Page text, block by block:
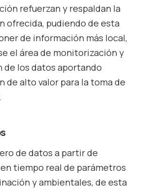
refuerzan y respaldan la
ofrecida, pudiendo de esta
de información más local,
el área de monitorización y
de los datos aportando
de alto valor para la toma de
de datos a partir de
tiempo real de parámetros
y ambientales, de esta